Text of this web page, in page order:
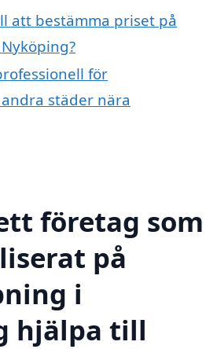
att bestämma priset på
för
städer nära
företag som
på
i
hjälpa till